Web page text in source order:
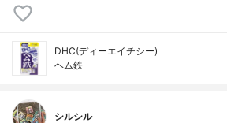
DHC(ディーエイチシー)
ヘム鉄
シルシル